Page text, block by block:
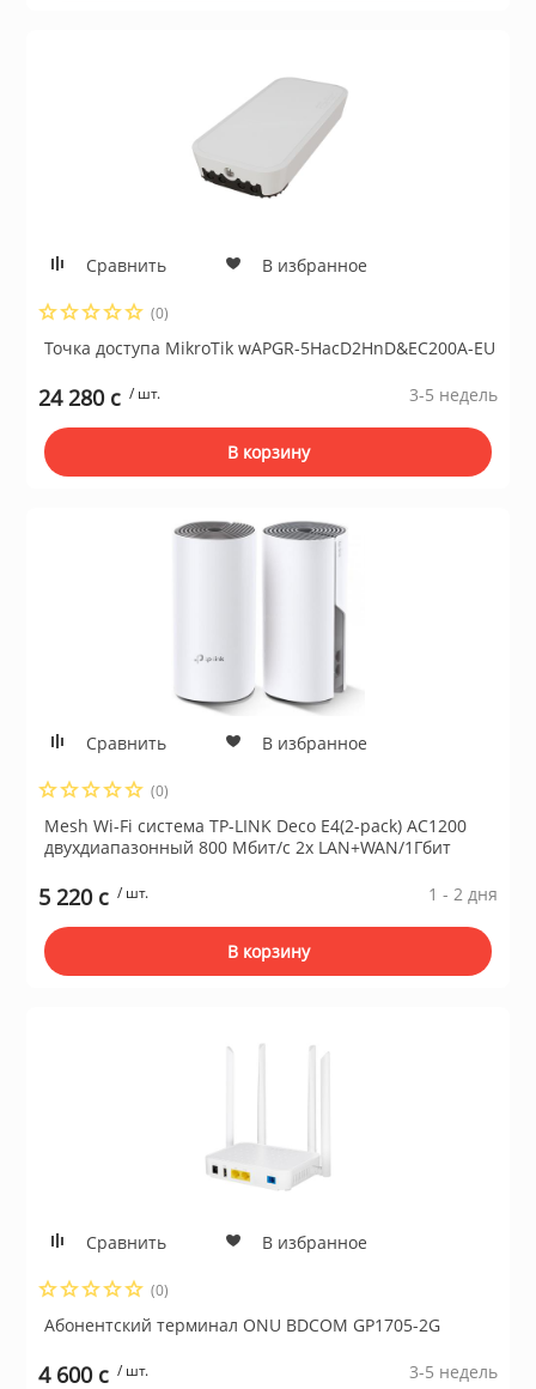
Сравнить В избранное
(0)
Точка доступа MikroTik wAPGR-5HacD2HnD&EC200A-EU
24 280 c / шт. 3-5 недель
В корзину
Сравнить В избранное
(0)
Mesh Wi-Fi система TP-LINK Deco E4(2-pack) AC1200
двухдиапазонный 800 Мбит/с 2x LAN+WAN/1Гбит
5 220 c / шт. 1 - 2 дня
В корзину
Сравнить В избранное
(0)
Абонентский терминал ONU BDCOM GP1705-2G
4 600 c / шт. 3-5 недель